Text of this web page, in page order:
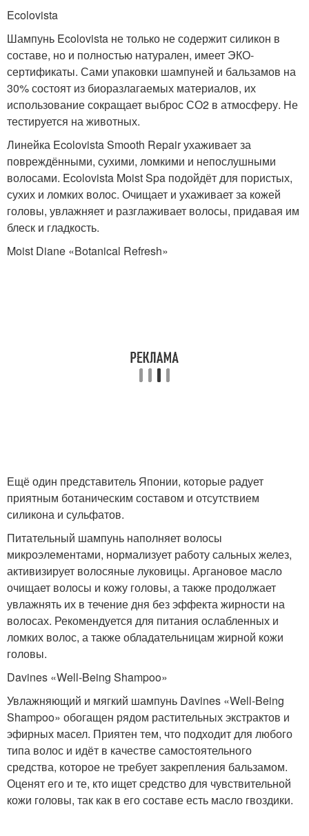
Ecolovista
Шампунь Ecolovista не только не содержит силикон в
составе, но и полностью натурален, имеет ЭКО-
сертификаты. Сами упаковки шампуней и бальзамов на
30% состоят из биоразлагаемых материалов, их
использование сокращает выброс СО2 в атмосферу. Не
тестируется на животных.
Линейка Ecolovista Smooth Repair ухаживает за
повреждёнными, сухими, ломкими и непослушными
волосами. Ecolovista Moist Spa подойдёт для пористых,
сухих и ломких волос. Очищает и ухаживает за кожей
головы, увлажняет и разглаживает волосы, придавая им
блеск и гладкость.
Moist Diane «Botanical Refresh»
Ещё один представитель Японии, которые радует
приятным ботаническим составом и отсутствием
силикона и сульфатов.
Питательный шампунь наполняет волосы
микроэлементами, нормализует работу сальных желез,
активизирует волосяные луковицы. Аргановое масло
очищает волосы и кожу головы, а также продолжает
увлажнять их в течение дня без эффекта жирности на
волосах. Рекомендуется для питания ослабленных и
ломких волос, а также обладательницам жирной кожи
головы.
Davines «Well-Being Shampoo»
Увлажняющий и мягкий шампунь Davines «Well-Being
Shampoo» обогащен рядом растительных экстрактов и
эфирных масел. Приятен тем, что подходит для любого
типа волос и идёт в качестве самостоятельного
средства, которое не требует закрепления бальзамом.
Оценят его и те, кто ищет средство для чувствительной
кожи головы, так как в его составе есть масло гвоздики.